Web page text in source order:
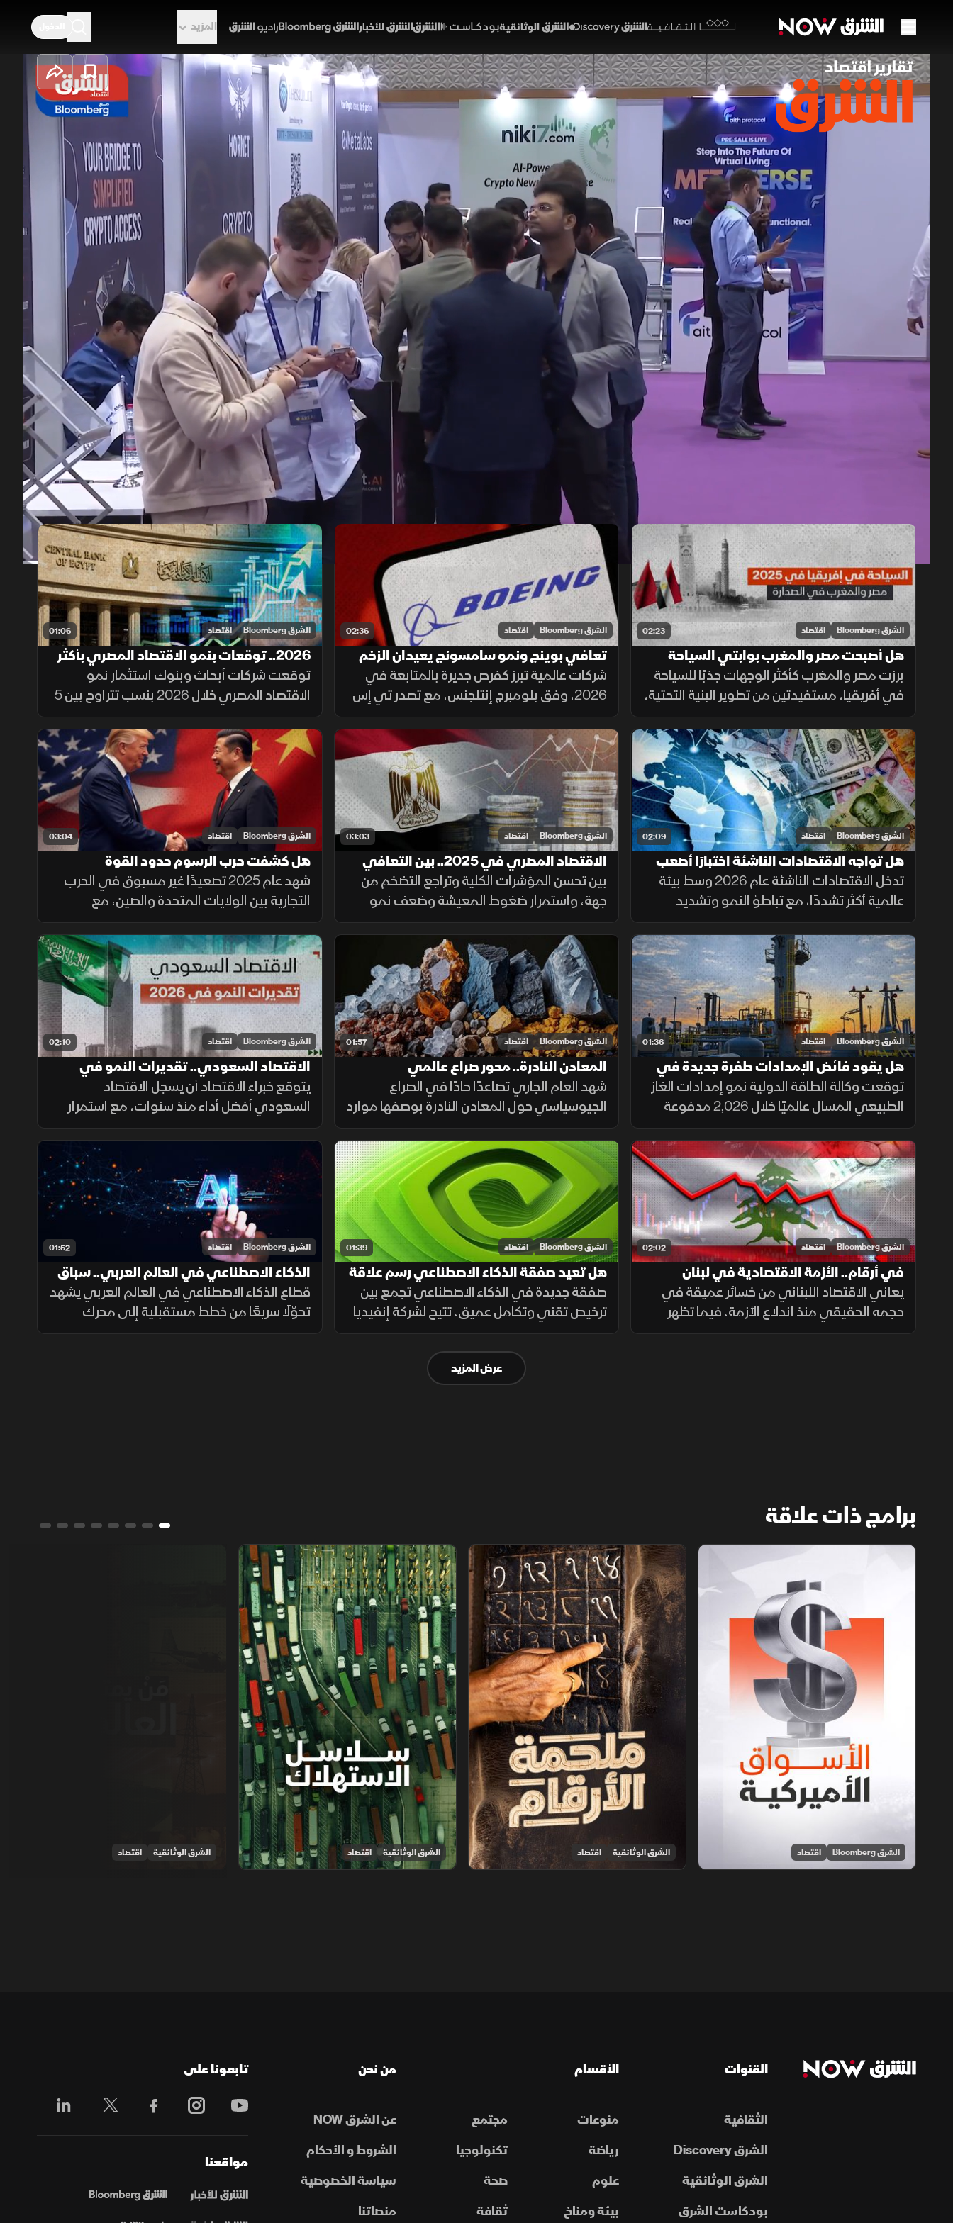
الثقافية
المزيد
00:12/01:52 1x auto
الإمارات تُسرع وتيرة التحول الرقمي واعتماد
"البلوكتشين"
01:51
تقارير اقتصاد الشرق
في إطار استراتيجيتها لتعزيز الاقتصاد الرقمي، تمضي الإمارات نحو تبني تقنيات "البلوكتشين" وتطوير قطاع
الكريبتو. فقد أطلق مصرف الإمارات المركزي مشروع "الدرهم الرقمي"، وحصلت مؤخرا شركة ريبل على ترخيص
لتقديم خدمات الدفع بالعملات المشفرة في دبي، مما يعزز مكانة الإمارات، التي احتلت المرتبة الثالثة عالميا
في تبني الكريبتو
برامج اقتصاد الشرق (ملحق) تقارير اقتصاد الشرق الإمارات العملات الرقمية
02:23 الشرق Bloomberg اقتصاد
هل أصبحت مصر والمغرب بوابتي السياحة
الأبرز في أفريقيا؟
برزت مصر والمغرب كأكثر الوجهات جذبًا للسياحة
في أفريقيا، مستفيدتين من تطوير البنية التحتية،
والربط الجوي، والفعاليات الرياضية. وأسهمت
المشروعات الثقافية والساحلية في تعزيز
مكانتهما كمقصدين دوليين.
02:36 الشرق Bloomberg اقتصاد
تعافي بوينج ونمو سامسونج يعيدان الزخم
للأسواق
شركات عالمية تبرز كفرص جديرة بالمتابعة في
2026، وفق بلومبرج إنتلجنس، مع تصدر تي إس
إم سي قطاع أشباه الموصلات بدعم الطلب على
رقائق الذكاء الاصطناعي، إلى جانب تعافي بوينج
ونمو متوقع لسامسونج
01:06 الشرق Bloomberg اقتصاد
2026.. توقعات بنمو الاقتصاد المصري بأكثر
من 5%
توقعت شركات أبحاث وبنوك استثمار نمو
الاقتصاد المصري خلال 2026 بنسب تتراوح بين 5
و5.6 في المئة، مع اتجاه البنك المركزي لخفض
أسعار الفائدة بنحو 600 إلى 700 نقطة أساس،
وسط تراجع التضخم
02:09 الشرق Bloomberg اقتصاد
هل تواجه الاقتصادات الناشئة اختبارًا أصعب
مع تباطؤ النمو؟
تدخل الاقتصادات الناشئة عام 2026 وسط بيئة
عالمية أكثر تشددًا، مع تباطؤ النمو وتشديد
الأوضاع المالية واستمرار الضغوط الجيوسياسية
والتجارية، ما يعيد رسم أولويات النمو والإنفاق
والاستثمار.
03:03 الشرق Bloomberg اقتصاد
الاقتصاد المصري في 2025.. بين التعافي
الكلي وضغوط المعيشة
بين تحسن المؤشرات الكلية وتراجع التضخم من
جهة، واستمرار ضغوط المعيشة وضعف نمو
الأجور من جهة أخرى، يعكس اقتصاد مصر في
2025 صورة مركبة لتعافٍ غير متوازن.. نلقي
نظرة على حصاد عام 2025.
03:04 الشرق Bloomberg اقتصاد
هل كشفت حرب الرسوم حدود القوة
الأميركية أمام الصين؟شهد عام 2025 تصعيدًا غير مسبوق في الحرب
التجارية بين الولايات المتحدة والصين، مع
استخدام الرسوم الجمركية وأدوات النفوذ
الاقتصادي، قبل أن تكشف التطورات حدود
الضغط الأميركي وقدرة بكين على الرد المؤلم.
01:36 الشرق Bloomberg اقتصاد
هل يقود فائض الإمدادات طفرة جديدة في
سوق الغاز العالمي؟
توقعت وكالة الطاقة الدولية نمو إمدادات الغاز
الطبيعي المسال عالميًا خلال 2,026 مدفوعة
بتوسعات الإنتاج في أميركا الشمالية وقطر، مع
تحسن ملحوظ في وفرة المعروض واستقرار
الأسعار نسبيًا.
01:57 الشرق Bloomberg اقتصاد
المعادن النادرة.. محور صراع عالمي
شهد العام الجاري تصاعدًا حادًا في الصراع
الجيوسياسي حول المعادن النادرة بوصفها موارد
حيوية للصناعات المتقدمة والدفاع والطاقة
النظيفة، مع انكشاف اختلال عميق في سلاسل
الإمداد العالمية.
02:10 الشرق Bloomberg اقتصاد
الاقتصاد السعودي.. تقديرات النمو في
2026
يتوقع خبراء الاقتصاد أن يسجل الاقتصاد
السعودي أفضل أداء منذ سنوات، مع استمرار
زخم النمو بدفع من الأنشطة غير النفطية،
واستثمارات المشروعات الاستراتيجية، بالتوازي
مع تباطؤ التضخم.
02:02 الشرق Bloomberg اقتصاد
في أرقام.. الأزمة الاقتصادية في لبنان
يعاني الاقتصاد اللبناني من خسائر عميقة في
حجمه الحقيقي منذ اندلاع الأزمة، فيما تظهر
مؤشرات نمو محدودة وتحسن نسبي في
01:39 الشرق Bloomberg اقتصاد
هل تعيد صفقة الذكاء الاصطناعي رسم علاقة
إنفيديا بالشركات الناشئة؟
صفقة جديدة في الذكاء الاصطناعي تجمع بين
ترخيص تقني وتكامل عميق، تتيح لشركة إنفيديا
دمج تصميمات رقائق متقدمة ضمن منتجات
شركة جروك المستقبلية، مع انتقال خبرات قيادية
لدعم التطوير وتوسيع النطاق.
01:52 الشرق Bloomberg اقتصاد
الذكاء الاصطناعي في العالم العربي.. سباق
سيادي واقتصادي
قطاع الذكاء الاصطناعي في العالم العربي يشهد
تحوّلًا سريعًا من خطط مستقبلية إلى محرك
رئيسي للنمو الاقتصادي. السعودية والإمارات
عرض المزيد
برامج ذات علاقة
الأسواق الأميركية
الشرق Bloomberg اقتصاد
ملحمة الأرقام
الشرق الوثائقية اقتصاد
سلاسل الاستهلاك
الشرق الوثائقية اقتصاد الشرق الوثائقية اقتصاد
القنوات
الثقافية
الشرق Discovery
الشرق الوثائقية
بودكاست الشرق
الأقسام
منوعات
مجتمع
رياضة
تكنولوجيا
علوم
صحة
بيئة ومناخ
ثقافة
من نحن
عن الشرق NOW
الشروط و الأحكام
سياسة الخصوصية
منصاتنا
تابعونا على
مواقعنا